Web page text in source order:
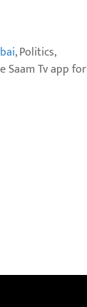
, Politics,
Saam Tv app for